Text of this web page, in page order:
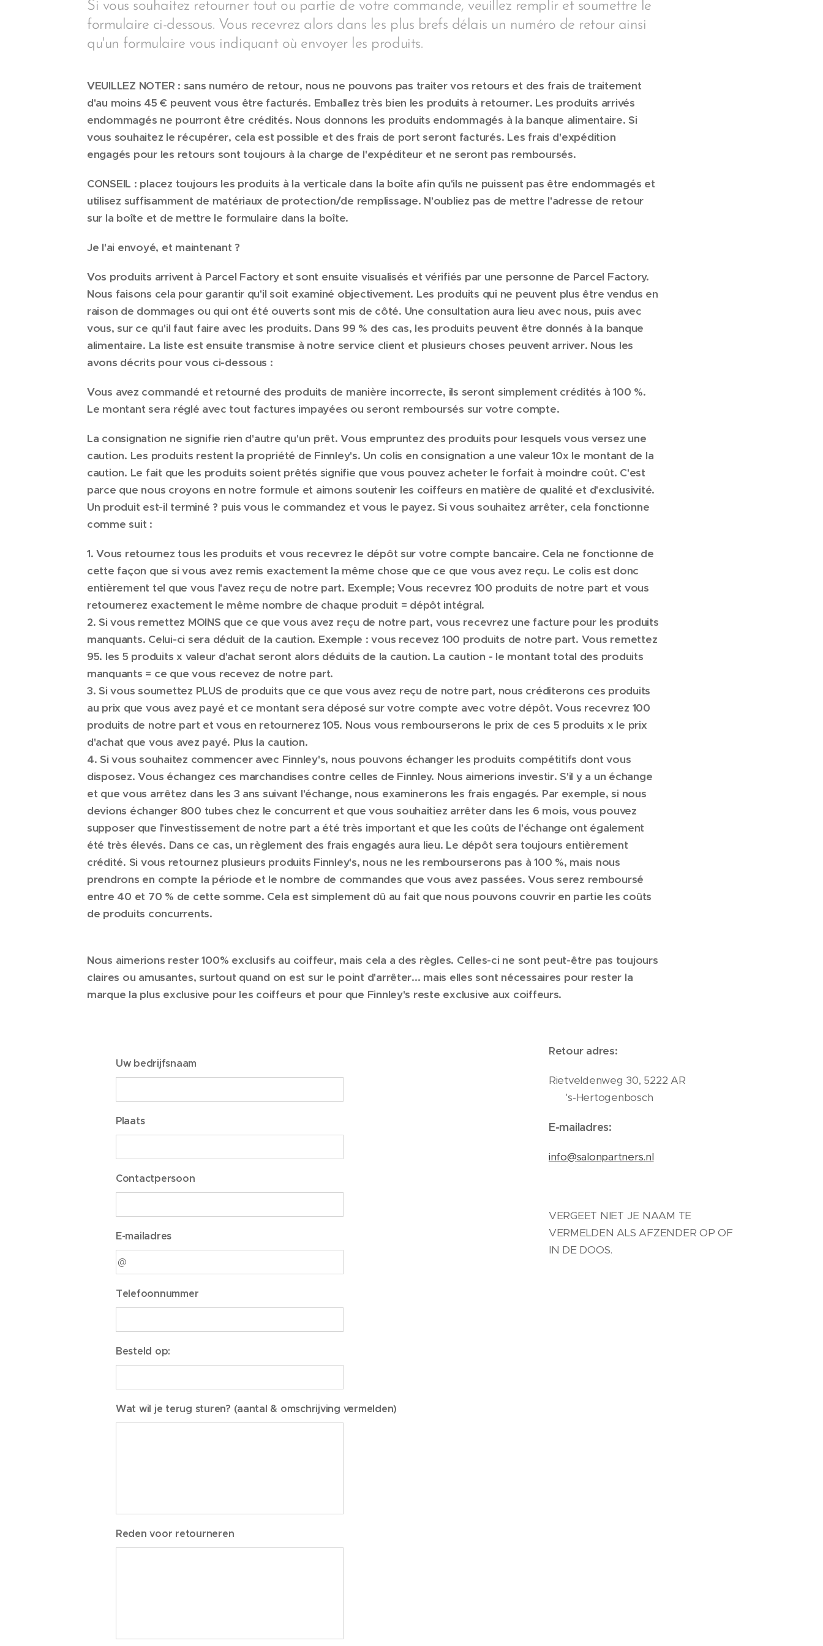
Si vous souhaitez retourner tout ou partie de votre commande, veuillez remplir et soumettre le
formulaire ci-dessous. Vous recevrez alors dans les plus brefs délais un numéro de retour ainsi
qu'un formulaire vous indiquant où envoyer les produits.
VEUILLEZ NOTER : sans numéro de retour, nous ne pouvons pas traiter vos retours et des frais de traitement
d'au moins 45 € peuvent vous être facturés. Emballez très bien les produits à retourner. Les produits arrivés
endommagés ne pourront être crédités. Nous donnons les produits endommagés à la banque alimentaire. Si
vous souhaitez le récupérer, cela est possible et des frais de port seront facturés. Les frais d'expédition
engagés pour les retours sont toujours à la charge de l'expéditeur et ne seront pas remboursés.
CONSEIL : placez toujours les produits à la verticale dans la boîte afin qu'ils ne puissent pas être endommagés et
utilisez suffisamment de matériaux de protection/de remplissage. N'oubliez pas de mettre l'adresse de retour
sur la boîte et de mettre le formulaire dans la boîte.
Je l'ai envoyé, et maintenant ?
Vos produits arrivent à Parcel Factory et sont ensuite visualisés et vérifiés par une personne de Parcel Factory.
Nous faisons cela pour garantir qu'il soit examiné objectivement. Les produits qui ne peuvent plus être vendus en
raison de dommages ou qui ont été ouverts sont mis de côté. Une consultation aura lieu avec nous, puis avec
vous, sur ce qu'il faut faire avec les produits. Dans 99 % des cas, les produits peuvent être donnés à la banque
alimentaire. La liste est ensuite transmise à notre service client et plusieurs choses peuvent arriver. Nous les
avons décrits pour vous ci-dessous :
Vous avez commandé et retourné des produits de manière incorrecte, ils seront simplement crédités à 100 %.
Le montant sera réglé avec tout factures impayées ou seront remboursés sur votre compte.
La consignation ne signifie rien d'autre qu'un prêt. Vous empruntez des produits pour lesquels vous versez une
caution. Les produits restent la propriété de Finnley's. Un colis en consignation a une valeur 10x le montant de la
caution. Le fait que les produits soient prêtés signifie que vous pouvez acheter le forfait à moindre coût. C'est
parce que nous croyons en notre formule et aimons soutenir les coiffeurs en matière de qualité et d'exclusivité.
Un produit est-il terminé ? puis vous le commandez et vous le payez. Si vous souhaitez arrêter, cela fonctionne
comme suit :
1. Vous retournez tous les produits et vous recevrez le dépôt sur votre compte bancaire. Cela ne fonctionne de
cette façon que si vous avez remis exactement la même chose que ce que vous avez reçu. Le colis est donc
entièrement tel que vous l'avez reçu de notre part. Exemple; Vous recevrez 100 produits de notre part et vous
retournerez exactement le même nombre de chaque produit = dépôt intégral.
2. Si vous remettez MOINS que ce que vous avez reçu de notre part, vous recevrez une facture pour les produits
manquants. Celui-ci sera déduit de la caution. Exemple : vous recevez 100 produits de notre part. Vous remettez
95. les 5 produits x valeur d'achat seront alors déduits de la caution. La caution - le montant total des produits
manquants = ce que vous recevez de notre part.
3. Si vous soumettez PLUS de produits que ce que vous avez reçu de notre part, nous créditerons ces produits
au prix que vous avez payé et ce montant sera déposé sur votre compte avec votre dépôt. Vous recevrez 100
produits de notre part et vous en retournerez 105. Nous vous rembourserons le prix de ces 5 produits x le prix
d'achat que vous avez payé. Plus la caution.
4. Si vous souhaitez commencer avec Finnley's, nous pouvons échanger les produits compétitifs dont vous
disposez. Vous échangez ces marchandises contre celles de Finnley. Nous aimerions investir. S'il y a un échange
et que vous arrêtez dans les 3 ans suivant l'échange, nous examinerons les frais engagés. Par exemple, si nous
devions échanger 800 tubes chez le concurrent et que vous souhaitiez arrêter dans les 6 mois, vous pouvez
supposer que l'investissement de notre part a été très important et que les coûts de l'échange ont également
été très élevés. Dans ce cas, un règlement des frais engagés aura lieu. Le dépôt sera toujours entièrement
crédité. Si vous retournez plusieurs produits Finnley's, nous ne les rembourserons pas à 100 %, mais nous
prendrons en compte la période et le nombre de commandes que vous avez passées. Vous serez remboursé
entre 40 et 70 % de cette somme. Cela est simplement dû au fait que nous pouvons couvrir en partie les coûts
de produits concurrents.
Nous aimerions rester 100% exclusifs au coiffeur, mais cela a des règles. Celles-ci ne sont peut-être pas toujours
claires ou amusantes, surtout quand on est sur le point d'arrêter... mais elles sont nécessaires pour rester la
marque la plus exclusive pour les coiffeurs et pour que Finnley's reste exclusive aux coiffeurs.
Uw bedrijfsnaam
Plaats
Contactpersoon
E-mailadres
Telefoonnummer
Besteld op:
Wat wil je terug sturen? (aantal & omschrijving vermelden)
Reden voor retourneren
Retour adres:
Rietveldenweg 30, 5222 AR
's-Hertogenbosch
E-mailadres:
info@salonpartners.nl
VERGEET NIET JE NAAM TE
VERMELDEN ALS AFZENDER OP OF
IN DE DOOS.